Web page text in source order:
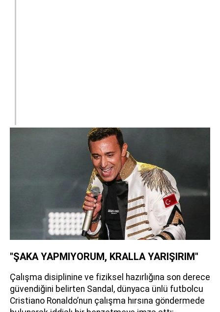
"ŞAKA YAPMIYORUM, KRALLA YARIŞIRIM"
Çalışma disiplinine ve fiziksel hazırlığına son derece
güvendiğini belirten Sandal, dünyaca ünlü futbolcu
Cristiano Ronaldo’nun çalışma hırsına göndermede